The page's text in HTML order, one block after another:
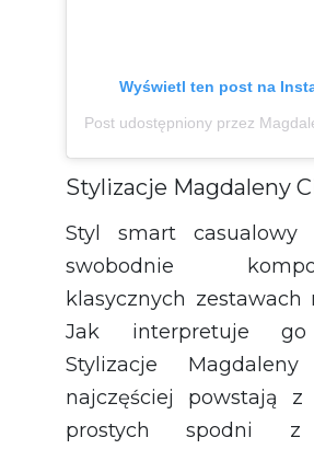
Wyświetl ten post na
Stylizacje Magdaleny
Styl smart casualowy
swobodnie
klasycznych zestawach
Jak interpretuje go
Stylizacje Magdaleny
najczęściej powstają z
prostych spodni z